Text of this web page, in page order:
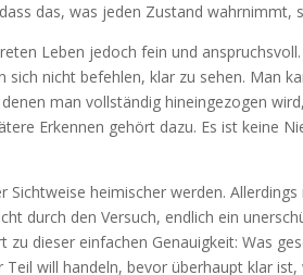
das, was jeden Zustand wahrnimmt,
Leben jedoch fein und
sich nicht befehlen, klar zu sehen. Man
man vollständig hineingezogen
Erkennen gehört dazu. Es ist keine
Sichtweise heimischer werden.
durch den Versuch, endlich ein
dieser einfachen Genauigkeit: Was
Teil will handeln, bevor überhaupt klar